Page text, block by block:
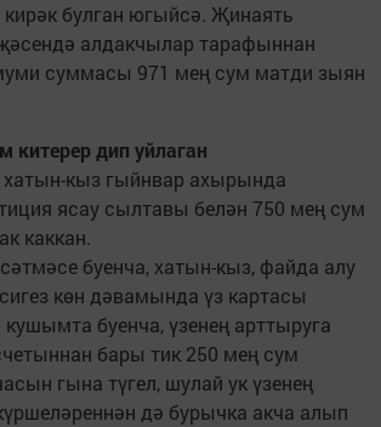
булган югыйсә. Җинаять
алдакчылар тарафыннан
суммасы 971 мең сум матди зыян
китерер дип уйлаган
кыз гыйнвар ахырында
ясау сылтавы белән 750 мең сум
каккан.
буенча, хатын-кыз, файда алу
көн дәвамында үз картасы
буенча, үзенең арттыруга
бары тик 250 мең сум
гына түгел, шулай ук үзенең
дә бурычка акча алып